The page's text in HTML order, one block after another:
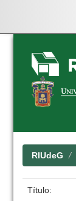
Skip
navigation
RIUdeG
Título: